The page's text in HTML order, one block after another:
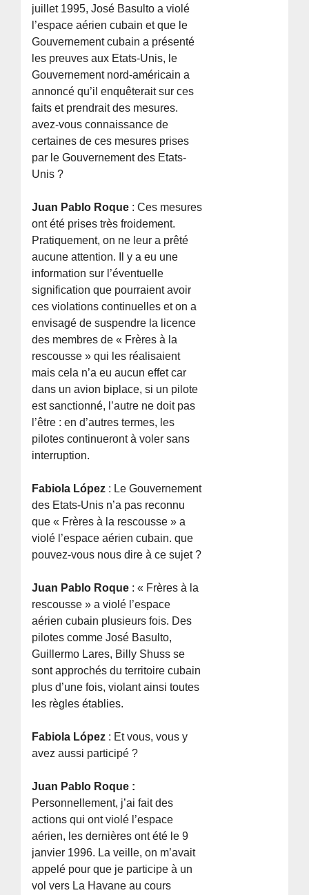
juillet 1995, José Basulto a violé
l’espace aérien cubain et que le
Gouvernement cubain a présenté
les preuves aux Etats-Unis, le
Gouvernement nord-américain a
annoncé qu’il enquêterait sur ces
faits et prendrait des mesures.
avez-vous connaissance de
certaines de ces mesures prises
par le Gouvernement des Etats-
Unis ?
Juan Pablo Roque : Ces mesures
ont été prises très froidement.
Pratiquement, on ne leur a prêté
aucune attention. Il y a eu une
information sur l’éventuelle
signification que pourraient avoir
ces violations continuelles et on a
envisagé de suspendre la licence
des membres de « Frères à la
rescousse » qui les réalisaient
mais cela n’a eu aucun effet car
dans un avion biplace, si un pilote
est sanctionné, l’autre ne doit pas
l’être : en d’autres termes, les
pilotes continueront à voler sans
interruption.
Fabiola López : Le Gouvernement
des Etats-Unis n’a pas reconnu
que « Frères à la rescousse » a
violé l’espace aérien cubain. que
pouvez-vous nous dire à ce sujet ?
Juan Pablo Roque : « Frères à la
rescousse » a violé l’espace
aérien cubain plusieurs fois. Des
pilotes comme José Basulto,
Guillermo Lares, Billy Shuss se
sont approchés du territoire cubain
plus d’une fois, violant ainsi toutes
les règles établies.
Fabiola López : Et vous, vous y
avez aussi participé ?
Juan Pablo Roque :
Personnellement, j’ai fait des
actions qui ont violé l’espace
aérien, les dernières ont été le 9
janvier 1996. La veille, on m’avait
appelé pour que je participe à un
vol vers La Havane au cours